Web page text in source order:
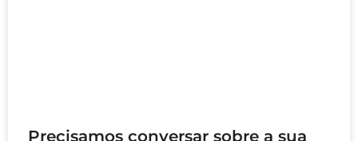
Precisamos conversar sobre a sua